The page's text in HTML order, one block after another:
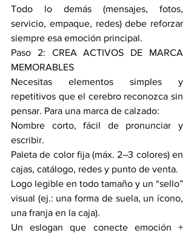
Todo lo demás (mensajes, fotos,
servicio, empaque, redes) debe reforzar
siempre esa emoción principal.
Paso 2: CREA ACTIVOS DE MARCA
MEMORABLES
Necesitas elementos simples y
repetitivos que el cerebro reconozca sin
pensar. Para una marca de calzado:
Nombre corto, fácil de pronunciar y
escribir.
Paleta de color fija (máx. 2–3 colores) en
cajas, catálogo, redes y punto de venta.
Logo legible en todo tamaño y un “sello”
visual (ej.: una forma de suela, un ícono,
una franja en la caja).
Un eslogan que conecte emoción +